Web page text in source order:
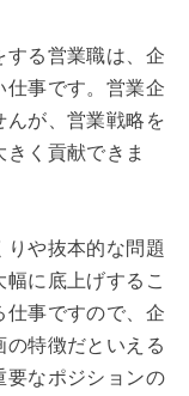
する営業職は、企
仕事です。営業企
んが、営業戦略を
く貢献できま
や抜本的な問題
に底上げするこ
仕事ですので、企
特徴だといえる
要なポジションの